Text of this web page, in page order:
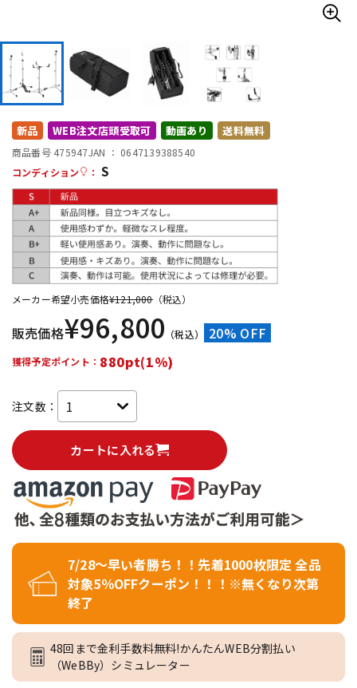
DTM オンライン納品 レコーディング機器
配信/ライブ機器
中古 ヴィンテージ
新品 WEB注文店頭受取可 動画あり 送料無料
商品番号 475947JAN ： 0647139388540
コンディション
： S
メーカー希望小売価格¥121,000（税込）
販売価格¥96,800 （税込） 20% OFF
獲得予定ポイント： 880pt(1%)
注文数：
カートに入れる
7/28～早い者勝ち！！先着1000枚限定 全品
対象5％OFFクーポン！！！※無くなり次第
終了
48回まで金利手数料無料!かんたんWEB分割払い
（WeBBy）シミュレーター